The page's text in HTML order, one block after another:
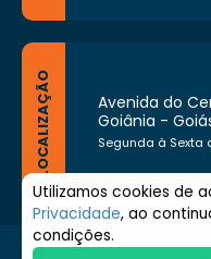
LOCALIZAÇÃO
Avenida do
Goiânia -
Segunda à Sexta
Utilizamos cookies de
Privacidade, ao
condições.